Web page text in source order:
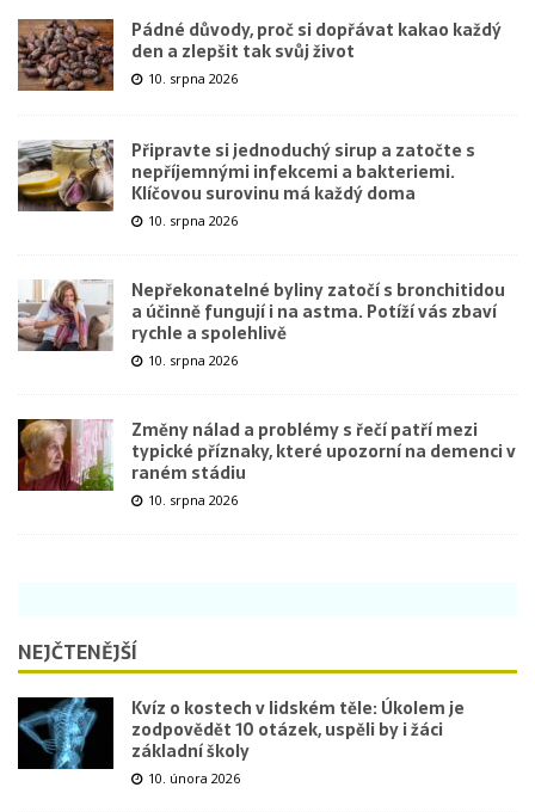
Pádné důvody, proč si dopřávat kakao každý
den a zlepšit tak svůj život
10. srpna 2026
Připravte si jednoduchý sirup a zatočte s
nepříjemnými infekcemi a bakteriemi.
Klíčovou surovinu má každý doma
10. srpna 2026
Nepřekonatelné byliny zatočí s bronchitidou
a účinně fungují i na astma. Potíží vás zbaví
rychle a spolehlivě
10. srpna 2026
Změny nálad a problémy s řečí patří mezi
typické příznaky, které upozorní na demenci v
raném stádiu
10. srpna 2026
NEJČTENĚJŠÍ
Kvíz o kostech v lidském těle: Úkolem je
zodpovědět 10 otázek, uspěli by i žáci
základní školy
10. února 2026